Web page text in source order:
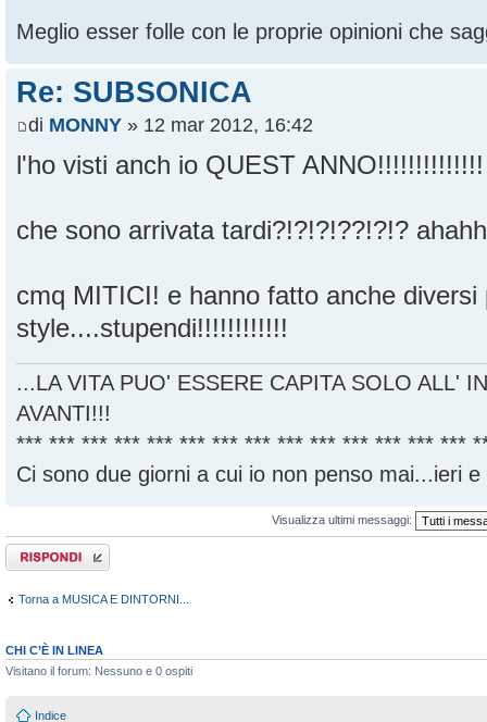
Meglio esser folle con le proprie opinioni che
Re: SUBSONICA
di MONNY » 12 mar 2012, 16:42
l'ho visti anch io QUEST
che sono arrivata tardi?!?!?!??!?!?
cmq MITICI! e hanno fatto anche diversi
style....stupendi!!!!!!!!!!!!
...LA VITA PUO' ESSERE CAPITA SOLO ALL'
AVANTI!!!
*** *** *** *** *** *** *** *** *** *** *** *** *** ***
Ci sono due giorni a cui io non penso mai...ieri
Visualizza ultimi messaggi:
Rispondi al
messaggio
Torna a MUSICA E DINTORNI...
CHI C’È IN LINEA
Visitano il forum: Nessuno e 0 ospiti
Indice